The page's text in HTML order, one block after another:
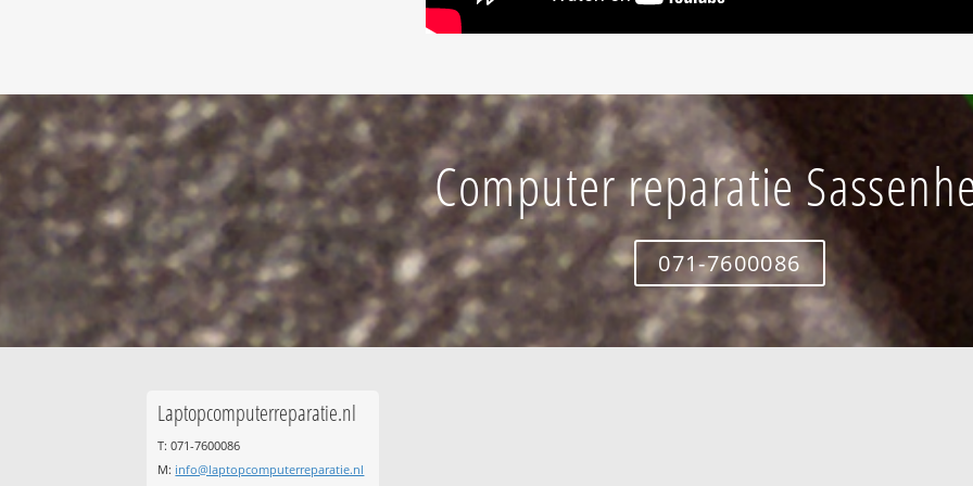
Computer reparatie
071-7600086
Laptopcomputerreparatie.nl
T: 071-7600086
M: info@laptopcomputerreparatie.nl